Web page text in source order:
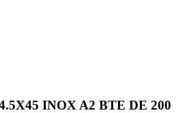
INOX A2 BTE DE 200